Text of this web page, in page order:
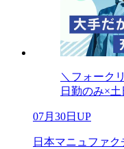
＼フォーク
日勤のみ×
07月30日UP
日本マニュファ